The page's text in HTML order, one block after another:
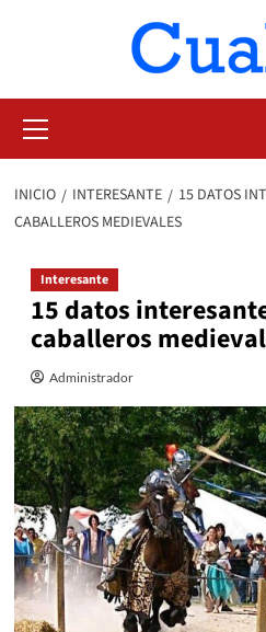
primario
INICIO INTERESANTE
15 DATOS
CABALLEROS MEDIEVALES
Interesante
15 datos
caballeros
Administrador